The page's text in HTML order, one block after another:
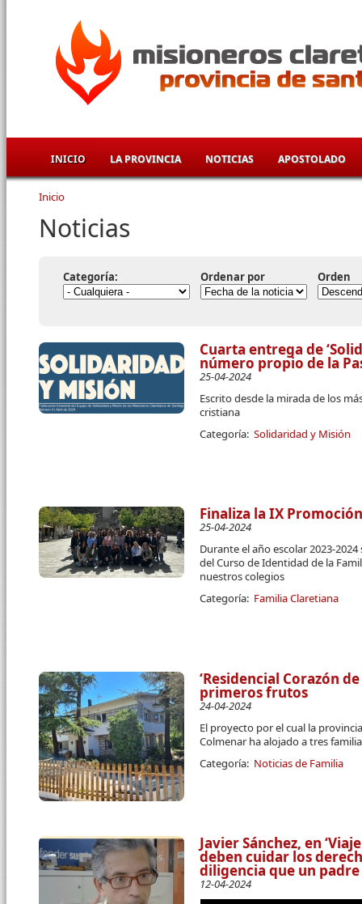
INICIO LA PROVINCIA NOTICIAS APOSTOLADO
Se encuentra usted aquí
Inicio
Noticias
Categoría: Ordenar por Orden
Cuarta entrega de
número propio de la
25-04-2024
Escrito desde la mirada de los
cristiana
Categoría: Solidaridad y Misión
Finaliza la IX
25-04-2024
Durante el año escolar 2023-
del Curso de Identidad de la
nuestros colegios
Categoría: Familia Claretiana
‘Residencial Corazón
primeros frutos
24-04-2024
El proyecto por el cual la
Colmenar ha alojado a tres
Categoría: Noticias de Familia
Javier Sánchez, en
deben cuidar los
diligencia que un
12-04-2024